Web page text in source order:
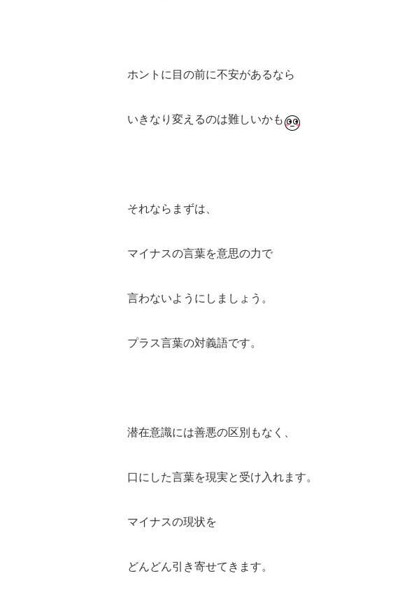
ホントに目の前に不安があるなら
いきなり変えるのは難しいかも
それならまずは、
マイナスの言葉を意思の力で
言わないようにしましょう。
プラス言葉の対義語です。
潜在意識には善悪の区別もなく、
口にした言葉を現実と受け入れます。
マイナスの現状を
どんどん引き寄せてきます。